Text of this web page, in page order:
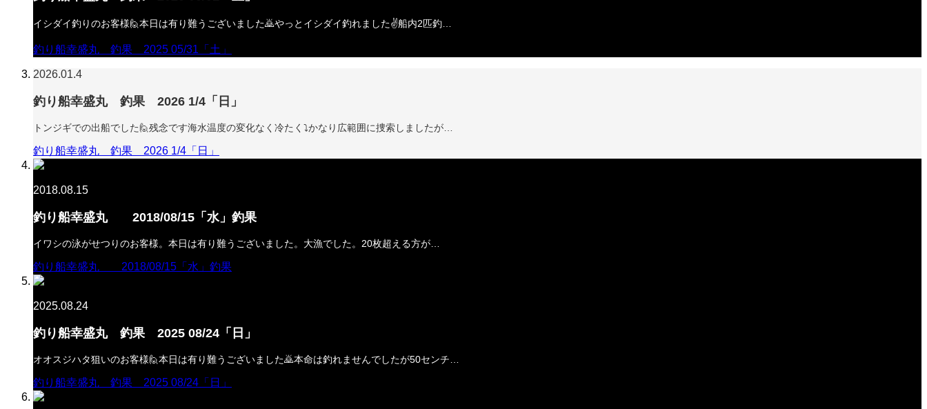
イシダイ釣りのお客様🙋本日は有り難うございました🙇やっとイシダイ釣れました✌️船内2匹釣…
釣り船幸盛丸 釣果 2025 05/31「土」
2026.01.4
釣り船幸盛丸 釣果 2026 1/4「日」
トンジギでの出船でした🙋残念です海水温度の変化なく冷たく⤵️かなり広範囲に捜索しましたが…
釣り船幸盛丸 釣果 2026 1/4「日」
2018.08.15
釣り船幸盛丸 2018/08/15「水」釣果
イワシの泳がせつりのお客様。本日は有り難うございました。大漁でした。20枚超える方が…
釣り船幸盛丸 2018/08/15「水」釣果
2025.08.24
釣り船幸盛丸 釣果 2025 08/24「日」
オオスジハタ狙いのお客様🙋本日は有り難うございました🙇本命は釣れませんでしたが50センチ…
釣り船幸盛丸 釣果 2025 08/24「日」